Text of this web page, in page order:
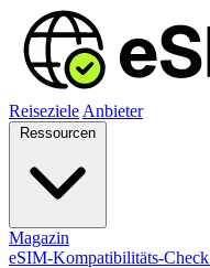
Reiseziele Anbieter
Magazin
eSIM-Kompatibilitäts-Check